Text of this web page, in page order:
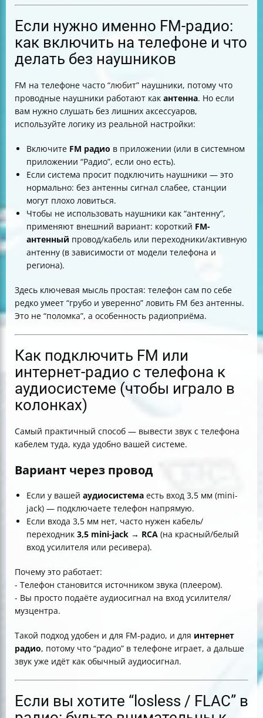
Если нужно именно FM-радио:
как включить на телефоне и что
делать без наушников
FM на телефоне часто “любит” наушники, потому что
проводные наушники работают как антенна. Но если
вам нужно слушать без лишних аксессуаров,
используйте логику из реальной настройки:
Включите FM радио в приложении (или в системном
приложении “Радио”, если оно есть).
Если система просит подключить наушники — это
нормально: без антенны сигнал слабее, станции
могут плохо ловиться.
Чтобы не использовать наушники как “антенну”,
применяют внешний вариант: короткий FM-
антенный провод/кабель или переходники/активную
антенну (в зависимости от модели телефона и
региона).
Здесь ключевая мысль простая: телефон сам по себе
редко умеет “грубо и уверенно” ловить FM без антенны.
Это не “поломка”, а особенность радиоприёма.
Как подключить FM или
интернет-радио с телефона к
аудиосистеме (чтобы играло в
колонках)
Самый практичный способ — вывести звук с телефона
кабелем туда, куда удобно вашей системе.
Вариант через провод
Если у вашей аудиосистема есть вход 3,5 мм (mini-
jack) — подключаете телефон напрямую.
Если входа 3,5 мм нет, часто нужен кабель/
переходник 3,5 mini-jack → RCA (на красный/белый
вход усилителя или ресивера).
Почему это работает:
- Телефон становится источником звука (плеером).
- Вы просто подаёте аудиосигнал на вход усилителя/
музцентра.
Такой подход удобен и для FM-радио, и для интернет
радио, потому что “радио” в телефоне играет, а дальше
звук уже идёт как обычный аудиосигнал.
Если вы хотите “losless / FLAC” в